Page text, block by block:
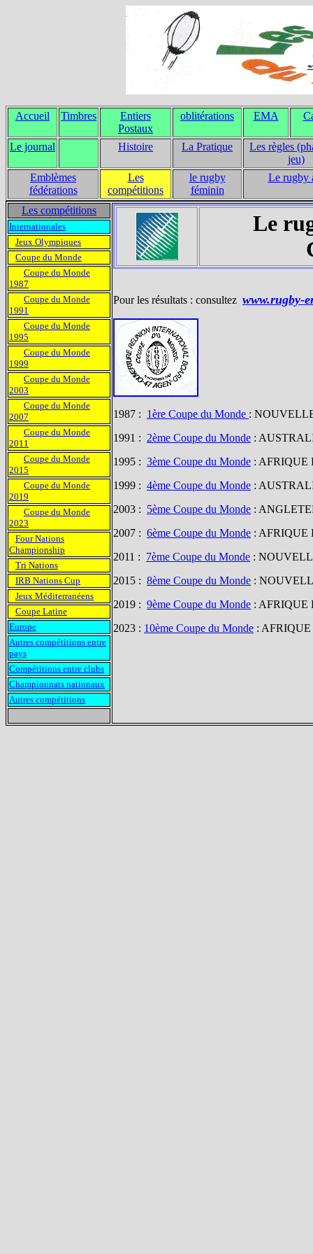
Accueil Timbres
Entiers
Postaux
oblitérations EMA
Le journal Histoire La Pratique
Les règles
jeu)
Emblèmes
fédérations
Les
compétitions
le rugby
féminin
Le rugby
Les compétitions
Le
Pour les résultats : consultez www.rugby-
1987 : 1ère Coupe du Monde :
1991 : 2ème Coupe du Monde :
1995 : 3ème Coupe du Monde : AFRIQUE
1999 : 4ème Coupe du Monde :
2003 : 5ème Coupe du Monde :
2007 : 6ème Coupe du Monde : AFRIQUE
2011 : 7ème Coupe du Monde :
2015 : 8ème Coupe du Monde :
2019 : 9ème Coupe du Monde : AFRIQUE
2023 : 10ème Coupe du Monde :
Internationales
Jeux Olympiques
Coupe du Monde
Coupe du Monde
1987
Coupe du Monde
1991
Coupe du Monde
1995
Coupe du Monde
1999
Coupe du Monde
2003
Coupe du Monde
2007
Coupe du Monde
2011
Coupe du Monde
2015
Coupe du Monde
2019
Coupe du Monde
2023
Four Nations
Championship
Tri Nations
IRB Nations Cup
Jeux Méditerranéens
Coupe Latine
Europe
Autres compétitions entre
pays
Compétitions entre clubs
Championnats nationaux
Autres compétitions